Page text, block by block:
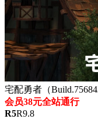
宅配勇者（
会员38元全站通行
R5R9.8